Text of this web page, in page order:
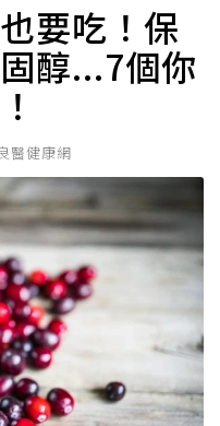
要吃！保
醇...7個你
醫健康網